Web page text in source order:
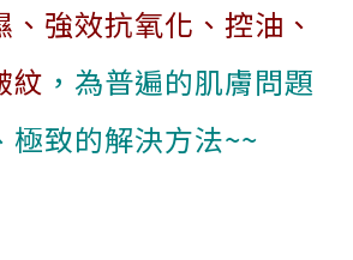
強效抗氧化、控油、
紋 ，為普遍的肌膚問題
極致的解決方法~~